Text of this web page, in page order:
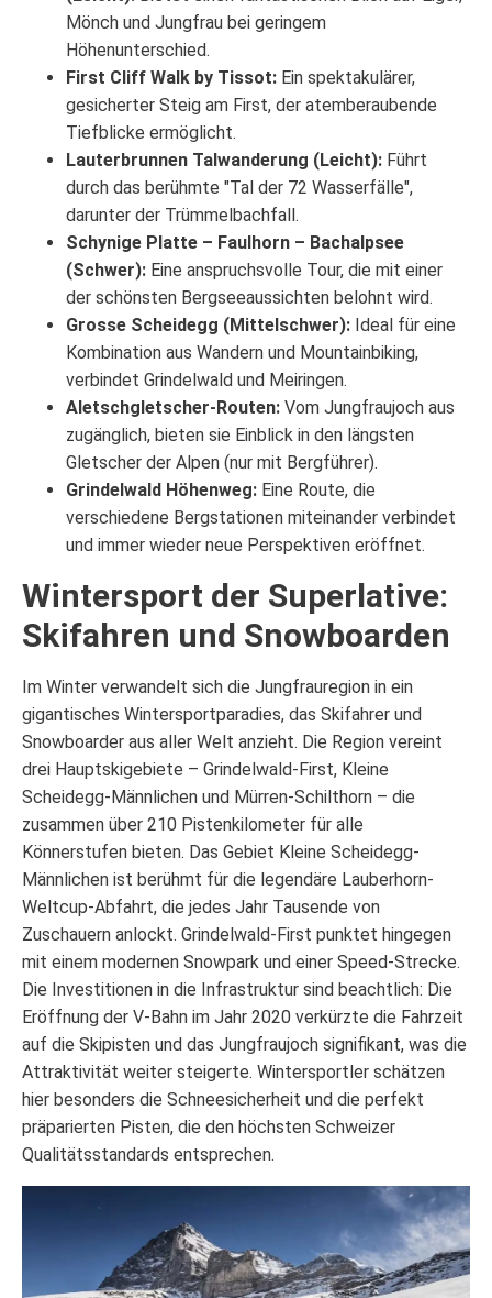
Mönch und Jungfrau bei geringem
Höhenunterschied.
First Cliff Walk by Tissot: Ein spektakulärer,
gesicherter Steig am First, der atemberaubende
Tiefblicke ermöglicht.
Lauterbrunnen Talwanderung (Leicht): Führt
durch das berühmte "Tal der 72 Wasserfälle",
darunter der Trümmelbachfall.
Schynige Platte – Faulhorn – Bachalpsee
(Schwer): Eine anspruchsvolle Tour, die mit einer
der schönsten Bergseeaussichten belohnt wird.
Grosse Scheidegg (Mittelschwer): Ideal für eine
Kombination aus Wandern und Mountainbiking,
verbindet Grindelwald und Meiringen.
Aletschgletscher-Routen: Vom Jungfraujoch aus
zugänglich, bieten sie Einblick in den längsten
Gletscher der Alpen (nur mit Bergführer).
Grindelwald Höhenweg: Eine Route, die
verschiedene Bergstationen miteinander verbindet
und immer wieder neue Perspektiven eröffnet.
Wintersport der Superlative:
Skifahren und Snowboarden
Im Winter verwandelt sich die Jungfrauregion in ein
gigantisches Wintersportparadies, das Skifahrer und
Snowboarder aus aller Welt anzieht. Die Region vereint
drei Hauptskigebiete – Grindelwald-First, Kleine
Scheidegg-Männlichen und Mürren-Schilthorn – die
zusammen über 210 Pistenkilometer für alle
Könnerstufen bieten. Das Gebiet Kleine Scheidegg-
Männlichen ist berühmt für die legendäre Lauberhorn-
Weltcup-Abfahrt, die jedes Jahr Tausende von
Zuschauern anlockt. Grindelwald-First punktet hingegen
mit einem modernen Snowpark und einer Speed-Strecke.
Die Investitionen in die Infrastruktur sind beachtlich: Die
Eröffnung der V-Bahn im Jahr 2020 verkürzte die Fahrzeit
auf die Skipisten und das Jungfraujoch signifikant, was die
Attraktivität weiter steigerte. Wintersportler schätzen
hier besonders die Schneesicherheit und die perfekt
präparierten Pisten, die den höchsten Schweizer
Qualitätsstandards entsprechen.